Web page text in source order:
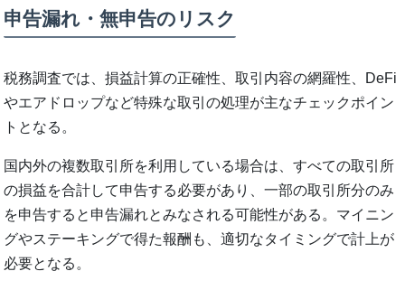
申告漏れ・無申告のリスク
税務調査では、損益計算の正確性、取引内容の網羅性、DeFi
やエアドロップなど特殊な取引の処理が主なチェックポイン
トとなる。
国内外の複数取引所を利用している場合は、すべての取引所
の損益を合計して申告する必要があり、一部の取引所分のみ
を申告すると申告漏れとみなされる可能性がある。マイニン
グやステーキングで得た報酬も、適切なタイミングで計上が
必要となる。